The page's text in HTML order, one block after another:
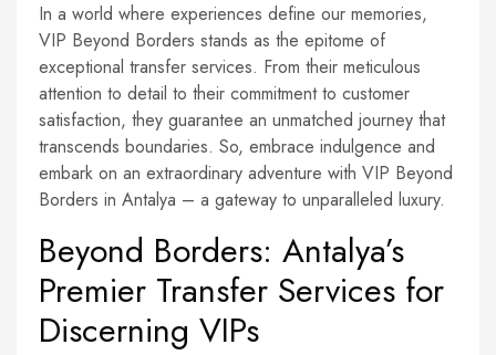
In a world where experiences define our memories,
VIP Beyond Borders stands as the epitome of
exceptional transfer services. From their meticulous
attention to detail to their commitment to customer
satisfaction, they guarantee an unmatched journey that
transcends boundaries. So, embrace indulgence and
embark on an extraordinary adventure with VIP Beyond
Borders in Antalya – a gateway to unparalleled luxury.
Beyond Borders: Antalya’s
Premier Transfer Services for
Discerning VIPs